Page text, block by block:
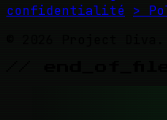
confidentialité >